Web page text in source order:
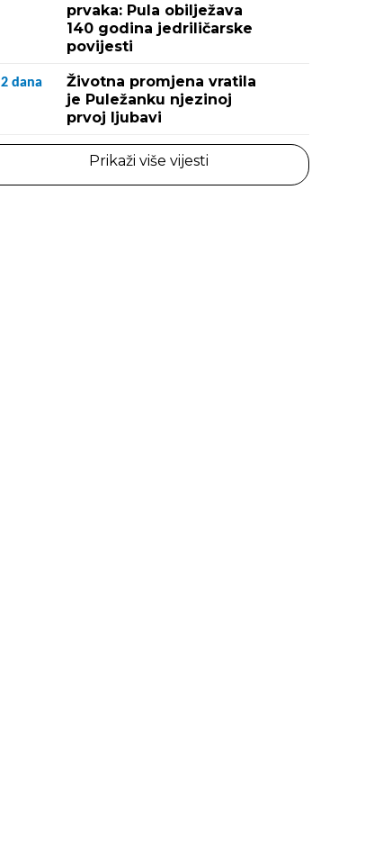
prvaka: Pula obilježava
140 godina jedriličarske
povijesti
2 dana
Životna promjena vratila
je Puležanku njezinoj
prvoj ljubavi
Prikaži više vijesti